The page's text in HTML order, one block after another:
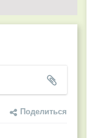
Поделиться